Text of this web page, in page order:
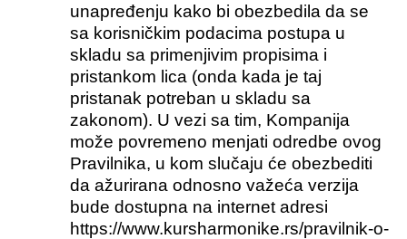
unapređenju kako bi obezbedila da se
sa korisničkim podacima postupa u
skladu sa primenjivim propisima i
pristankom lica (onda kada je taj
pristanak potreban u skladu sa
zakonom). U vezi sa tim, Kompanija
može povremeno menjati odredbe ovog
Pravilnika, u kom slučaju će obezbediti
da ažurirana odnosno važeća verzija
bude dostupna na internet adresi
https://www.kursharmonike.rs/pravilnik-o-